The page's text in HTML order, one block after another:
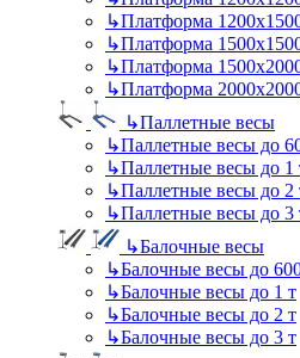
↳Платформа
↳Платформа
↳Платформа
↳Платформа
↳Паллетные весы
↳Паллетные весы до
↳Паллетные весы до 1
↳Паллетные весы до 2
↳Паллетные весы до 3
↳Балочные весы
↳Балочные весы до
↳Балочные весы до 1 т
↳Балочные весы до 2 т
↳Балочные весы до 3 т